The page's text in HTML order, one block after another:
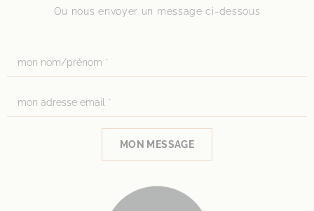
Ou nous envoyer un message ci-dessous
MON MESSAGE